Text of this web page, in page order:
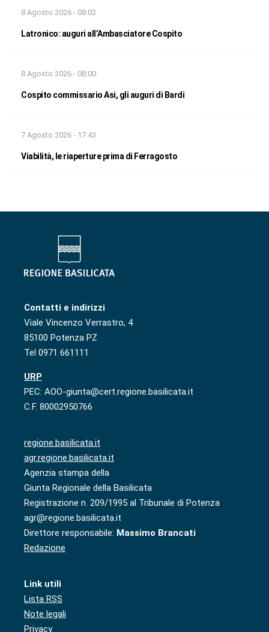
8 Agosto 2026 - 08:02
Latronico: auguri all’Ambasciatore Cospito
8 Agosto 2026 - 08:00
Cospito commissario Asi, gli auguri di Bardi
7 Agosto 2026 - 17:43
Viabilità, le riaperture prima di Ferragosto
Contatti e indirizzi
Viale Vincenzo Verrastro, 4
85100 Potenza PZ
Tel 0971 661111
URP
PEC: AOO-giunta@cert.regione.basilicata.it
C.F. 80002950766
regione.basilicata.it
agr.regione.basilicata.it
Agenzia stampa della
Giunta Regionale della Basilicata
Registrazione n. 209/1995 al Tribunale di Potenza
agr@regione.basilicata.it
Direttore responsabile: Massimo Brancati
Redazione
Link utili
Lista RSS
Note legali
Privacy